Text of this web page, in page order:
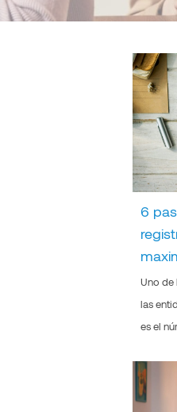
6
Uno de
las
es el